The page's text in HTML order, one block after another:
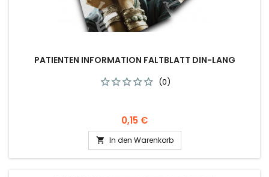
PATIENTEN INFORMATION FALTBLATT DIN-LANG
(0)
Preis
0,15 €
 In den Warenkorb